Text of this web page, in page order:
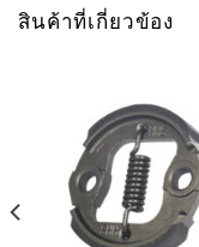
สินค้าที่เกี่ยวข้อง